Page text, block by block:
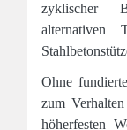
zyklischer
alternativen
Ohne
zum
höherfesten